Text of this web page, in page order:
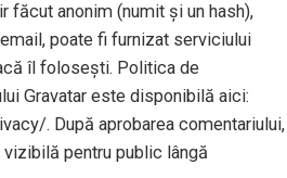
făcut anonim (numit și un hash),
poate fi furnizat serviciului
îl folosești. Politica de
Gravatar este disponibilă aici:
. După aprobarea comentariului,
pentru public lângă